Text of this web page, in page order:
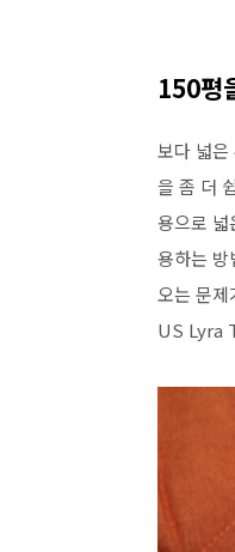
150평
보다 넓
을 좀 더
용으로 넓
용하는 방
오는 문제
US Lyra